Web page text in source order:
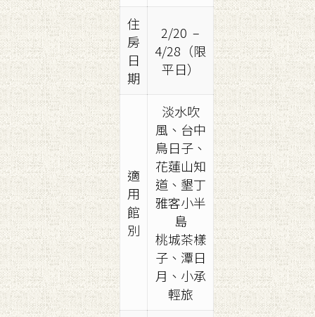
住
房
日
期
2/20 –
4/28（限
平日）
適
用
館
別
淡水吹
風、台中
鳥日子、
花蓮山知
道、墾丁
雅客小半
島
桃城茶樣
子、潭日
月、小承
輕旅